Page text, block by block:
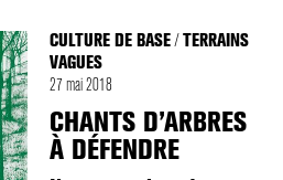
CULTURE DE BASE/TERRAINS
VAGUES
27 mai 2018
CHANTS D’ARBRES
À DÉFENDRE